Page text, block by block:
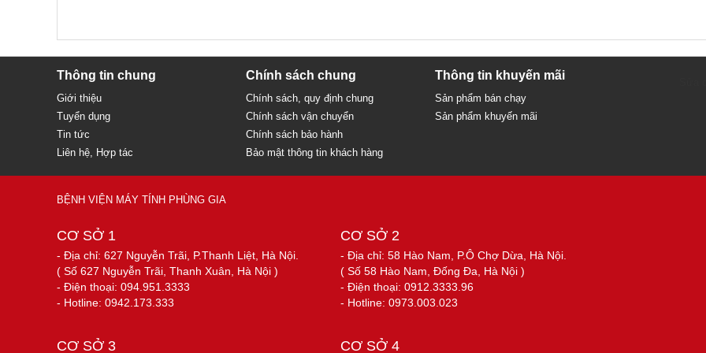
Thông tin chung
Giới thiệu
Tuyển dụng
Tin tức
Liên hệ, Hợp tác
Chính sách chung
Chính sách, quy định chung
Chính sách vận chuyển
Chính sách bảo hành
Bảo mật thông tin khách hàng
Thông tin khuyến mãi
Sản phẩm bán chạy
Sản phẩm khuyến mãi
BỆNH VIỆN MÁY TÍNH PHÙNG GIA
CƠ SỞ 1
- Địa chỉ: 627 Nguyễn Trãi, P.Thanh Liệt, Hà Nội.
( Số 627 Nguyễn Trãi, Thanh Xuân, Hà Nội )
- Điện thoại: 094.951.3333
- Hotline: 0942.173.333
CƠ SỞ 2
- Địa chỉ: 58 Hào Nam, P.Ô Chợ Dừa, Hà Nội.
( Số 58 Hào Nam, Đống Đa, Hà Nội )
- Điện thoại: 0912.3333.96
- Hotline: 0973.003.023
CƠ SỞ 3 CƠ SỞ 4